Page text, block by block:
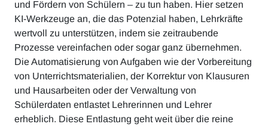
und Fördern von Schülern – zu tun haben. Hier setzen
KI-Werkzeuge an, die das Potenzial haben, Lehrkräfte
wertvoll zu unterstützen, indem sie zeitraubende
Prozesse vereinfachen oder sogar ganz übernehmen.
Die Automatisierung von Aufgaben wie der Vorbereitung
von Unterrichtsmaterialien, der Korrektur von Klausuren
und Hausarbeiten oder der Verwaltung von
Schülerdaten entlastet Lehrerinnen und Lehrer
erheblich. Diese Entlastung geht weit über die reine